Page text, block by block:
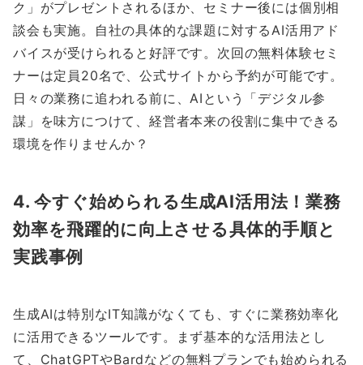
ク」がプレゼントされるほか、セミナー後には個別相
談会も実施。自社の具体的な課題に対するAI活用アド
バイスが受けられると好評です。次回の無料体験セミ
ナーは定員20名で、公式サイトから予約が可能です。
日々の業務に追われる前に、AIという「デジタル参
謀」を味方につけて、経営者本来の役割に集中できる
環境を作りませんか？
4. 今すぐ始められる生成AI活用法！業務
効率を飛躍的に向上させる具体的手順と
実践事例
生成AIは特別なIT知識がなくても、すぐに業務効率化
に活用できるツールです。まず基本的な活用法とし
て、ChatGPTやBardなどの無料プランでも始められる